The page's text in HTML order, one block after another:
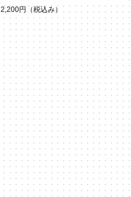
2,200円 （税込み）